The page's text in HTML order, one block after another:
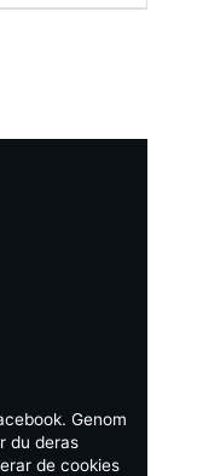
Genom
du deras
de cookies